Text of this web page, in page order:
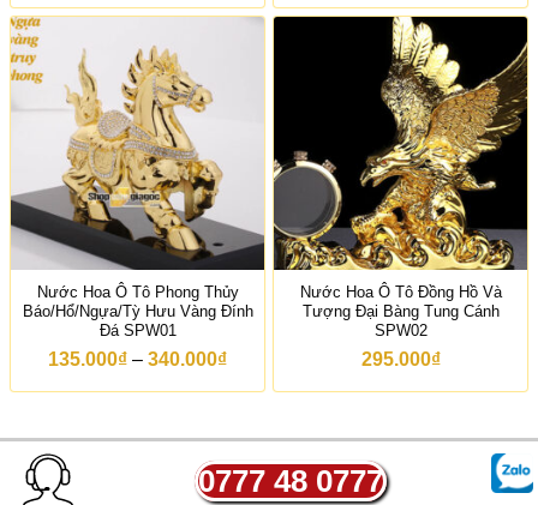
.
o
g
g
i
á
:
ừ
0
.
0
0
0
n
7
0
0
Nước Hoa Ô Tô Phong Thủy
Báo/Hổ/Ngựa/Tỳ Hưu Vàng Đính
Đá SPW01
135.000₫ – 340.000₫K
o
n
g
Nước Hoa Ô Tô Đồng Hồ Và
Tượng Đại Bàng Tung Cánh
SPW02
295.000₫
0777 48 0777